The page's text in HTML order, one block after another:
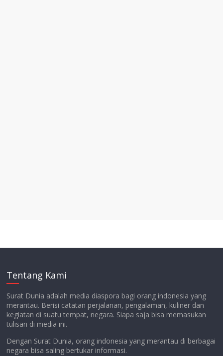
Tentang Kami
Surat Dunia adalah media diaspora bagi orang indonesia yang
merantau. Berisi catatan perjalanan, pengalaman, kuliner dan
kegiatan di suatu tempat, negara. Siapa saja bisa memasukan
tulisan di media ini.
Dengan Surat Dunia, orang indonesia yang merantau di berbagai
negara bisa saling bertukar informasi.